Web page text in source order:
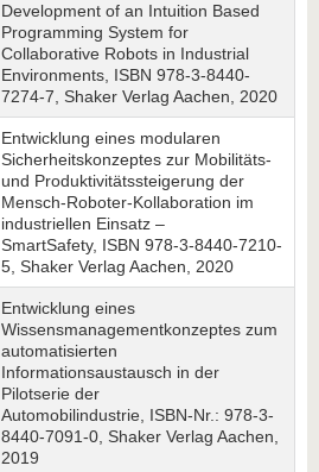
Development of an Intuition Based
Programming System for
Collaborative Robots in Industrial
Environments, ISBN 978-3-8440-
7274-7, Shaker Verlag Aachen, 2020
Entwicklung eines modularen
Sicherheitskonzeptes zur Mobilitäts-
und Produktivitätssteigerung der
Mensch-Roboter-Kollaboration im
industriellen Einsatz –
SmartSafety, ISBN 978-3-8440-7210-
5, Shaker Verlag Aachen, 2020
Entwicklung eines
Wissensmanagementkonzeptes zum
automatisierten
Informationsaustausch in der
Pilotserie der
Automobilindustrie, ISBN-Nr.: 978-3-
8440-7091-0, Shaker Verlag Aachen,
2019